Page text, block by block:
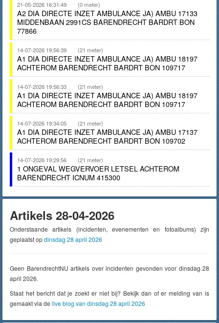
21-05-2026 16:31:49 (0 meter)
A2 DIA DIRECTE INZET AMBULANCE JA) AMBU 17133
MIDDENBAAN 2991CS BARENDRECHT BARDRT BON
77866
14-07-2026 19:56:39 (21 meter)
A1 DIA DIRECTE INZET AMBULANCE JA) AMBU 18197
ACHTEROM BARENDRECHT BARDRT BON 109717
14-07-2026 19:56:33 (21 meter)
A1 DIA DIRECTE INZET AMBULANCE JA) AMBU 18197
ACHTEROM BARENDRECHT BARDRT BON 109717
14-07-2026 19:34:05 (21 meter)
A1 DIA DIRECTE INZET AMBULANCE JA) AMBU 17137
ACHTEROM BARENDRECHT BARDRT BON 109702
14-07-2026 19:29:56 (21 meter)
1 ONGEVAL WEGVERVOER LETSEL ACHTEROM
BARENDRECHT ICNUM 415300
Artikels 28-04-2026
Onderstaande artikels (incidenten, evenementen en fotoalbums) zijn
geplaatst opdinsdag 28 april 2026
Geen BarendrechtNU artikels over incidenten gevonden voor dinsdag 28
april 2026.
Staat het bericht dat je zoekt er niet bij? Bekijk dan of er melding van is
gemaakt via de live blog van dinsdag 28 april 2026